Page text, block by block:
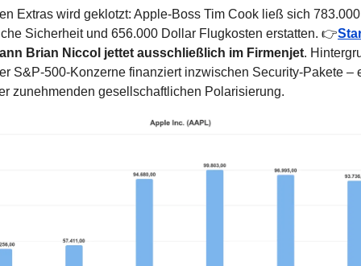
Extras wird geklotzt: Apple-Boss Tim Cook ließ sich
Sicherheit und 656.000 Dollar Flugkosten erstatten. 👉
Brian Niccol jettet ausschließlich im Firmenjet.
S&P-500-Konzerne finanziert inzwischen Security-Pakete –
zunehmenden gesellschaftlichen Polarisierung.